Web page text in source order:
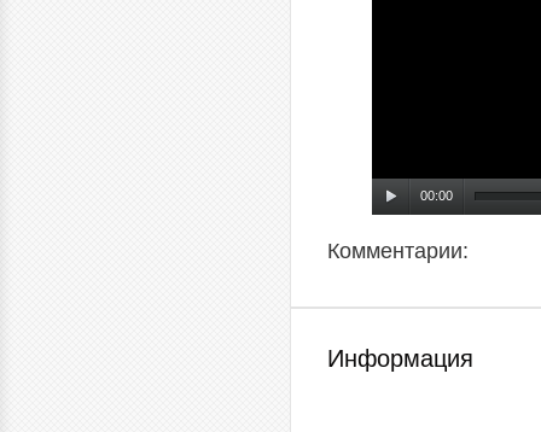
00:00
Комментарии:
Информация